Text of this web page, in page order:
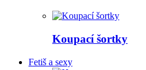
Koupací šortky
Fetiš a sexy